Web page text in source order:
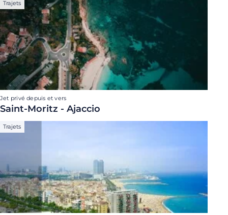
Trajets
Jet privé depuis et vers
Saint-Moritz - Ajaccio
Trajets